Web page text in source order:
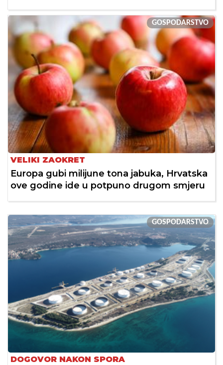
GOSPODARSTVO
VELIKI ZAOKRET
Europa gubi milijune tona jabuka, Hrvatska
ove godine ide u potpuno drugom smjeru
GOSPODARSTVO
DOGOVOR NAKON SPORA